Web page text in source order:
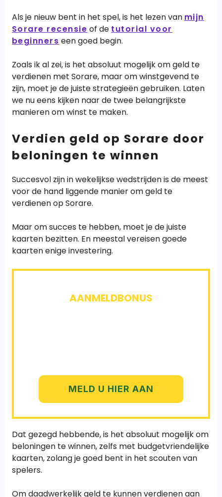
Als je nieuw bent in het spel, is het lezen van mijn
Sorare recensie of de tutorial voor
beginners een goed begin.
Zoals ik al zei, is het absoluut mogelijk om geld te
verdienen met Sorare, maar om winstgevend te
zijn, moet je de juiste strategieën gebruiken. Laten
we nu eens kijken naar de twee belangrijkste
manieren om winst te maken.
Verdien geld op Sorare door
beloningen te winnen
Succesvol zijn in wekelijkse wedstrijden is de meest
voor de hand liggende manier om geld te
verdienen op Sorare.
Maar om succes te hebben, moet je de juiste
kaarten bezitten. En meestal vereisen goede
kaarten enige investering.
AANMELDBONUS
MELD U HIER AAN
Dat gezegd hebbende, is het absoluut mogelijk om
beloningen te winnen, zelfs met budgetvriendelijke
kaarten, zolang je goed bent in het scouten van
spelers.
Om daadwerkelijk geld te kunnen verdienen aan